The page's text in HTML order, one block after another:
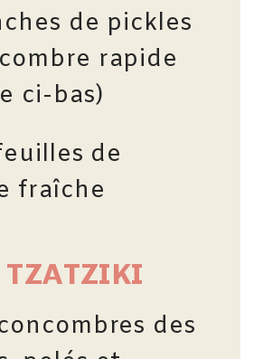
de pickles
rapide
ci-bas)
de
fraîche
TZATZIKI
des